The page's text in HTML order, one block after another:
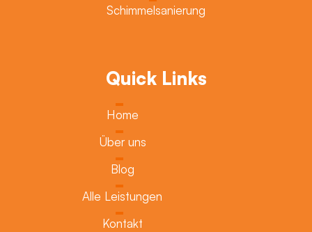
Schimmelsanierung
Quick Links
Home
Über uns
Blog
Alle Leistungen
Kontakt